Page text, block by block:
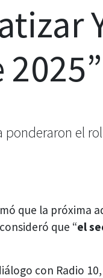
el rol
que la próxima
que “el
con Radio